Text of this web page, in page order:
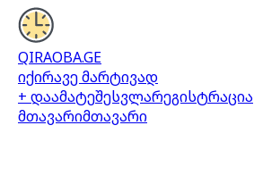
QIRAOBA.GE
იქირავე მარტივად
+ დაამატეშესვლარეგისტრაცია
მთავარიმთავარი